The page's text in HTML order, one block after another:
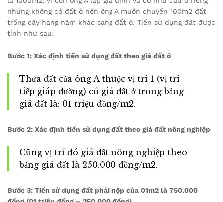
nhưng không có đất ở nên ông A muốn chuyển 100m2 đất
trồng cây hàng năm khác sang đất ở. Tiền sử dụng đất được
tính như sau:
Bước 1: Xác định tiền sử dụng đất theo giá đất ở
Thửa đất của ông A thuộc vị trí 1 (vị trí
tiếp giáp đường) có giá đất ở trong bảng
giá đất là: 01 triệu đồng/m2.
Bước 2: Xác định tiền sử dụng đất theo giá đất nông nghiệp
Cũng vị trí đó giá đất nông nghiệp theo
bảng giá đất là 250.000 đồng/m2.
Bước 3: Tiền sử dụng đất phải nộp của 01m2 là 750.000